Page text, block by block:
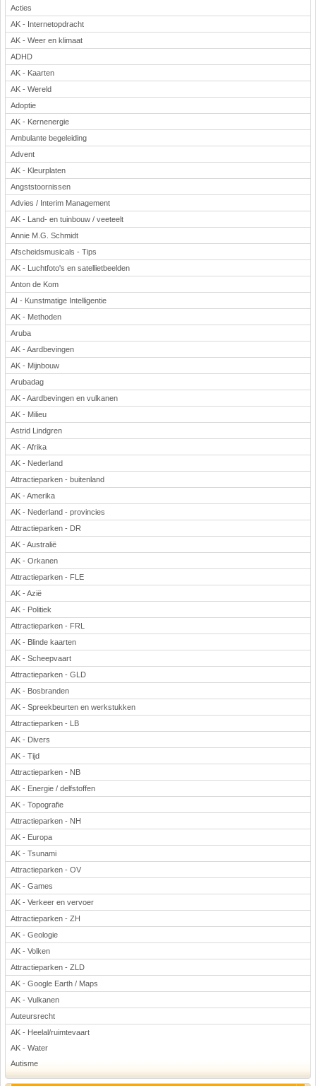
Acties
AK - Internetopdracht
AK - Weer en klimaat
ADHD
AK - Kaarten
AK - Wereld
Adoptie
AK - Kernenergie
Ambulante begeleiding
Advent
AK - Kleurplaten
Angststoornissen
Advies / Interim Management
AK - Land- en tuinbouw / veeteelt
Annie M.G. Schmidt
Afscheidsmusicals - Tips
AK - Luchtfoto's en satellietbeelden
Anton de Kom
AI - Kunstmatige Intelligentie
AK - Methoden
Aruba
AK - Aardbevingen
AK - Mijnbouw
Arubadag
AK - Aardbevingen en vulkanen
AK - Milieu
Astrid Lindgren
AK - Afrika
AK - Nederland
Attractieparken - buitenland
AK - Amerika
AK - Nederland - provincies
Attractieparken - DR
AK - Australië
AK - Orkanen
Attractieparken - FLE
AK - Azië
AK - Politiek
Attractieparken - FRL
AK - Blinde kaarten
AK - Scheepvaart
Attractieparken - GLD
AK - Bosbranden
AK - Spreekbeurten en werkstukken
Attractieparken - LB
AK - Divers
AK - Tijd
Attractieparken - NB
AK - Energie / delfstoffen
AK - Topografie
Attractieparken - NH
AK - Europa
AK - Tsunami
Attractieparken - OV
AK - Games
AK - Verkeer en vervoer
Attractieparken - ZH
AK - Geologie
AK - Volken
Attractieparken - ZLD
AK - Google Earth / Maps
AK - Vulkanen
Auteursrecht
AK - Heelal/ruimtevaart
AK - Water
Autisme